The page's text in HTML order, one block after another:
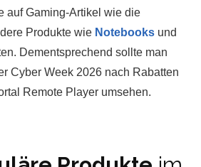
auf Gaming-Artikel wie die
Produkte wie Notebooks und
Dementsprechend sollte man
Cyber Week 2026 nach Rabatten
Remote Player umsehen.